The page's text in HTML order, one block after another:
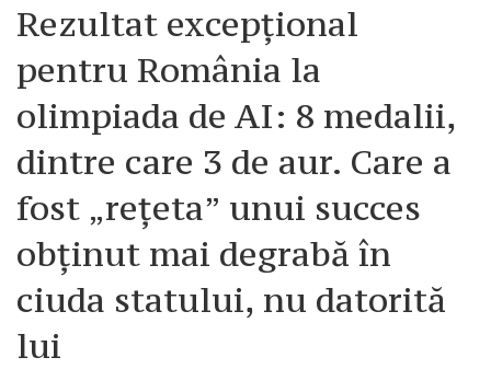
Rezultat excepțional
pentru România la
olimpiada de AI: 8 medalii,
dintre care 3 de aur. Care a
fost „rețeta” unui succes
obținut mai degrabă în
ciuda statului, nu datorită
lui